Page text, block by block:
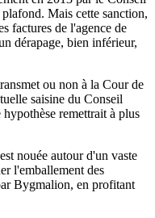
Mais cette sanction,
factures de l'agence de
dérapage, bien inférieur,
ou non à la Cour de
saisine du Conseil
remettrait à plus
nouée autour d'un vaste
l'emballement des
Bygmalion, en profitant